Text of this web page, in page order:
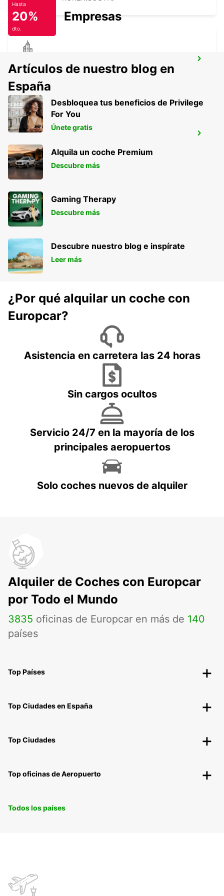
SHIN YOKOHAMA STATION
YOKOHAMA - JAPAN
SEOUL - KOREA(SOUTH)
Hasta
20%
dto.
Empresas
Artículos de nuestro blog en
España
Desbloquea tus beneficios de Privilege
For You
Únete gratis
Alquila un coche Premium
Descubre más
Gaming Therapy
Descubre más
Descubre nuestro blog e inspírate
Leer más
¿Por qué alquilar un coche con
Europcar?
Asistencia en carretera las 24 horas
Sin cargos ocultos
Servicio 24/7 en la mayoría de los
principales aeropuertos
Solo coches nuevos de alquiler
Alquiler de Coches con Europcar
por Todo el Mundo
3835 oficinas de Europcar en más de 140
países
Top Países
Top Ciudades en España
Top Ciudades
Top oficinas de Aeropuerto
Todos los países